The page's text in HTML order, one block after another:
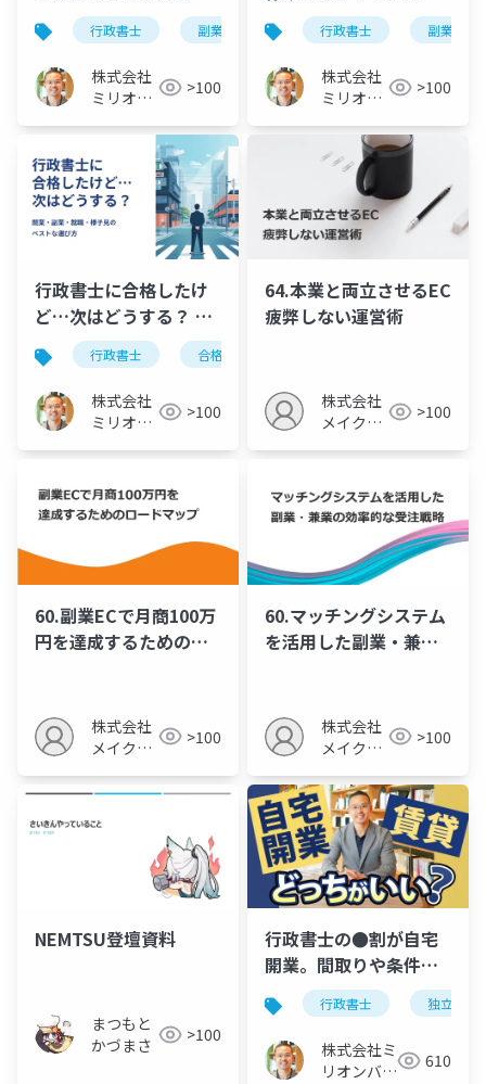
足の解決法を解説
行政書士 副業 働き方
株式会社
ミリオン
>100
収と成功例を調査して
みた
行政書士 副業
株式会社
ミリオン
>100
行政書士に合格したけ
ど…次はどうする？ 開
業・副業・就職・様子
見のベストな選び方
行政書士 合格したら
株式会社
ミリオン
>100
64.本業と両立させるEC
疲弊しない運営術
株式会社
メイクア
>100
60.副業ECで月商100万
円を達成するためのロ
株式会社
メイクア
>100
60.マッチングシステム
を活用した副業・兼業
株式会社
メイクア
>100
NEMTSU登壇資料
まつもと
かづまさ
>100
行政書士の●割が自宅
開業。間取りや条件、
レイアウト例を徹底解
説
行政書士 独立開業
株式会社ミ
リオンバリ
610